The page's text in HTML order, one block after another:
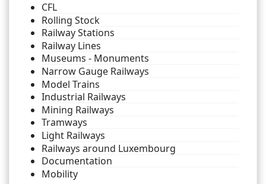
CFL
Rolling Stock
Railway Stations
Railway Lines
Museums - Monuments
Narrow Gauge Railways
Model Trains
Industrial Railways
Mining Railways
Tramways
Light Railways
Railways around Luxembourg
Documentation
Mobility